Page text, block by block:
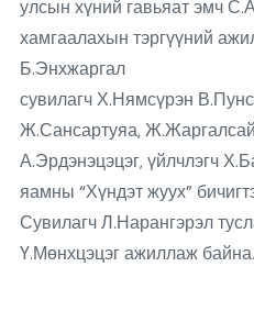
улсын хүний гавьяат эмч
хамгаалахын тэргүүний
Б.Энхжаргал
сувилагч Х.Нямсүрэн
Ж.Сансартуяа,
А.Эрдэнэцэцэг, үйлчлэгч
яамны “Хүндэт жуух”
Сувилагч Л.Нарангэрэл
Ү.Мөнхцэцэг ажиллаж байна.